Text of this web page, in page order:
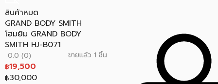
สินค้าหมด
GRAND BODY SMITH
โฮมยิม GRAND BODY
SMITH HJ-B071
0.0 (0) ขายแล้ว 1 ชิ้น
฿19,500
฿30,000